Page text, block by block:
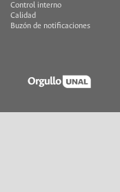
Control interno
Calidad
Buzón de notificaciones